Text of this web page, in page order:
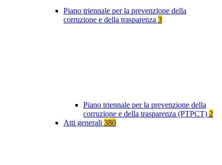
Piano triennale per la prevenzione della
corruzione e della trasparenza 3
Piano triennale per la prevenzione della
corruzione e della trasparenza (PTPCT) 2
Atti generali 380